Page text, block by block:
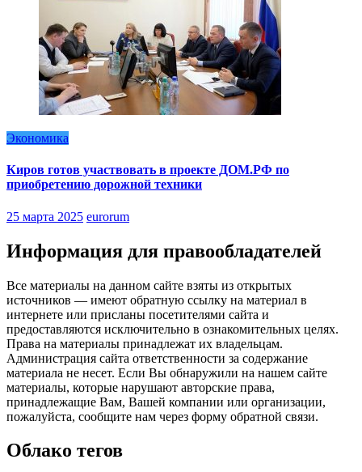
Экономика
Киров готов участвовать в проекте ДОМ.РФ по
приобретению дорожной техники
25 марта 2025 eurorum
Информация для правообладателей
Все материалы на данном сайте взяты из открытых
источников — имеют обратную ссылку на материал в
интернете или присланы посетителями сайта и
предоставляются исключительно в ознакомительных целях.
Права на материалы принадлежат их владельцам.
Администрация сайта ответственности за содержание
материала не несет. Если Вы обнаружили на нашем сайте
материалы, которые нарушают авторские права,
принадлежащие Вам, Вашей компании или организации,
пожалуйста, сообщите нам через форму обратной связи.
Облако тегов